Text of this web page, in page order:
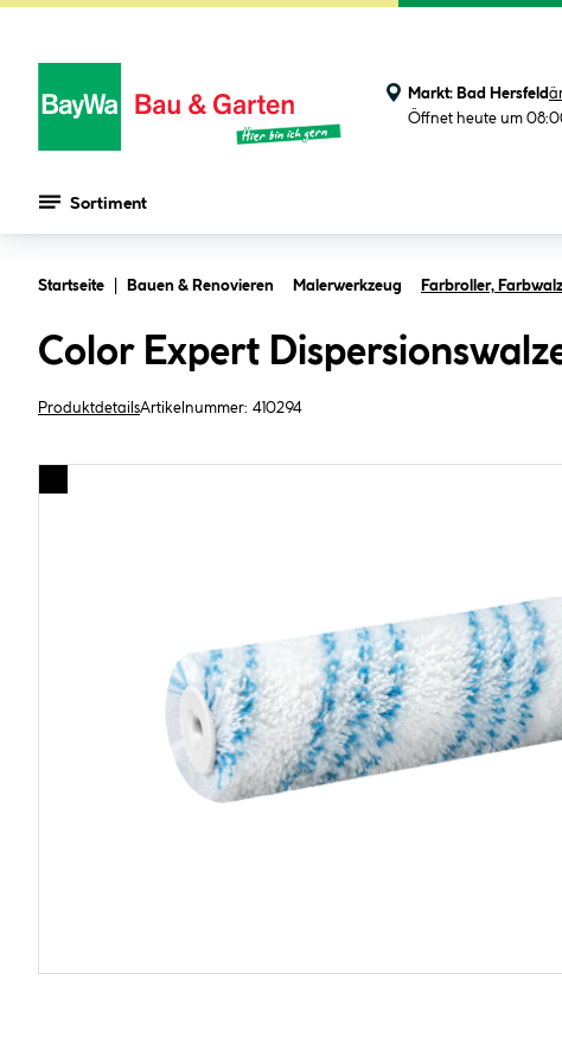
Markt: Bad Hersfeld
Öffnet heute um
Sortiment
Startseite Bauen & Renovieren Malerwerkzeug Farbroller,
Color Expert
ProduktdetailsArtikelnummer: 410294